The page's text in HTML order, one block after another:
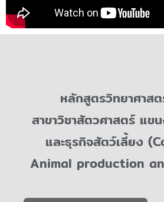
หลักสูตรวิทยาศาส
สาขาวิชาสัตวศาสตร์ แข
และธุรกิจสัตว์เลี้ยง
Animal production